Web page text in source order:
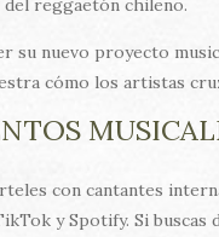
reggaetón chileno.
su nuevo proyecto
cómo los artistas
con cantantes
y Spotify. Si